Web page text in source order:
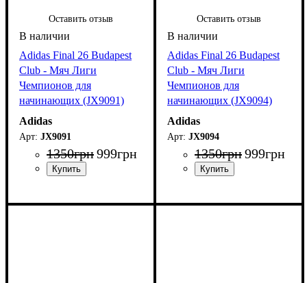
Оставить отзыв
Adidas Final 26 Budapest
Club - Мяч Лиги
Чемпионов для
начинающих (JX9091)
Adidas
JX9091
1350грн999грн
Оставить отзыв
Adidas Final 26 Budapest
Club - Мяч Лиги
Чемпионов для
начинающих (JX9094)
Adidas
JX9094
1350грн999грн